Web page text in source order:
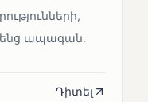
ապագան.
Դիտել